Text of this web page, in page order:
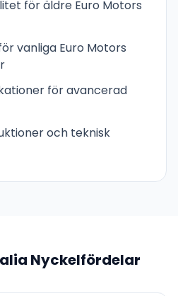
för äldre Euro Motors
vanliga Euro Motors
för avancerad
och teknisk
Nyckelfördelar